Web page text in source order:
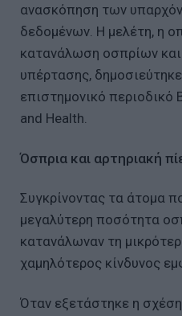
ανασκόπηση των
δεδομένων. Η μελέτη, η
κατανάλωση οσπρίων και
υπέρτασης,
επιστημονικό
and Health.
Όσπρια και αρτηριακή
Συγκρίνοντας τα άτομα
μεγαλύτερη ποσότητα
κατανάλωναν τη
χαμηλότερος κίνδυνος
Όταν εξετάστηκε η